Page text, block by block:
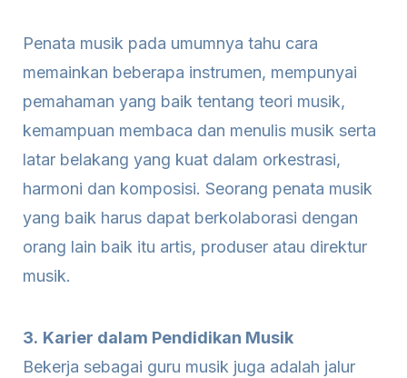
Penata musik pada umumnya tahu cara
memainkan beberapa instrumen, mempunyai
pemahaman yang baik tentang teori musik,
kemampuan membaca dan menulis musik serta
latar belakang yang kuat dalam orkestrasi,
harmoni dan komposisi. Seorang penata musik
yang baik harus dapat berkolaborasi dengan
orang lain baik itu artis, produser atau direktur
musik.
3. Karier dalam Pendidikan Musik
Bekerja sebagai guru musik juga adalah jalur